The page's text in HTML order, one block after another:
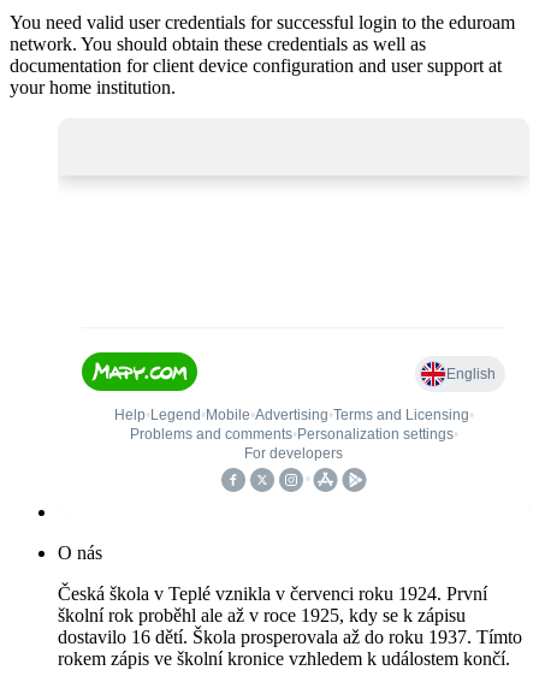
You need valid user credentials for successful login to the eduroam
network. You should obtain these credentials as well as
documentation for client device configuration and user support at
your home institution.
O nás
Česká škola v Teplé vznikla v červenci roku 1924. První
školní rok proběhl ale až v roce 1925, kdy se k zápisu
dostavilo 16 dětí. Škola prosperovala až do roku 1937. Tímto
rokem zápis ve školní kronice vzhledem k událostem končí.